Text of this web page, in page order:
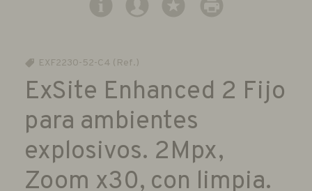
EXF2230-52-C4 (Ref.)
ExSite Enhanced 2 Fijo
para ambientes
explosivos. 2Mpx,
Zoom x30, con limpia.